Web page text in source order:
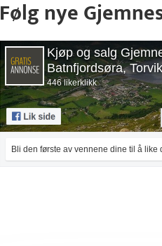
Følg nye
Kjøp og salg
Batnfjordsøra,
446 likerklikk
Bli den første av vennene dine til å like